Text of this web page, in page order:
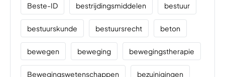
Beste-ID bestrijdingsmiddelen bestuur
bestuurskunde bestuursrecht beton
bewegen beweging bewegingstherapie
Bewegingswetenschappen bezuinigingen